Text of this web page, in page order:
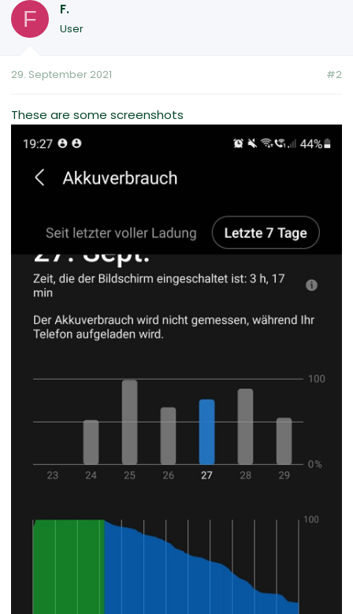
F F.
User
29. September 2021 #2
These are some screenshots